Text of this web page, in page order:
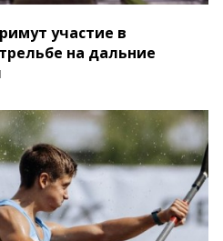
участие в
на дальние